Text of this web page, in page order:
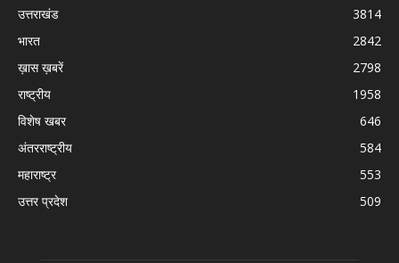
उत्तराखंड
3814
भारत
2842
ख़ास ख़बरें
2798
राष्ट्रीय
1958
विशेष खबर
646
अंतरराष्ट्रीय
584
महाराष्ट्र
553
उत्तर प्रदेश
509